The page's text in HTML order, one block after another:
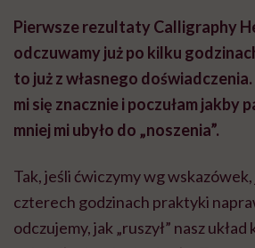
Pierwsze rezultaty Calligraphy
odczuwamy już po kilku
to już z własnego
mi się znacznie i poczułam jakby
mniej mi ubyło do „noszenia”.
Tak, jeśli ćwiczymy wg wskazówek,
czterech godzinach praktyki
odczujemy, jak „ruszył” nasz